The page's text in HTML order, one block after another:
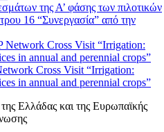
της Α’ φάσης των πιλοτικών
16 “Συνεργασία” από την
Cross Visit “Irrigation:
in annual and perennial crops”